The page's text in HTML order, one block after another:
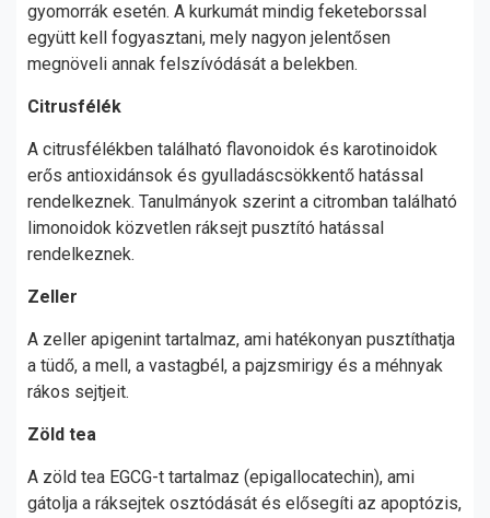
gyomorrák esetén. A kurkumát mindig feketeborssal
együtt kell fogyasztani, mely nagyon jelentősen
megnöveli annak felszívódását a belekben.
Citrusfélék
A citrusfélékben található flavonoidok és karotinoidok
erős antioxidánsok és gyulladáscsökkentő hatással
rendelkeznek. Tanulmányok szerint a citromban található
limonoidok közvetlen ráksejt pusztító hatással
rendelkeznek.
Zeller
A zeller apigenint tartalmaz, ami hatékonyan pusztíthatja
a tüdő, a mell, a vastagbél, a pajzsmirigy és a méhnyak
rákos sejtjeit.
Zöld tea
A zöld tea EGCG-t tartalmaz (epigallocatechin), ami
gátolja a ráksejtek osztódását és elősegíti az apoptózis,